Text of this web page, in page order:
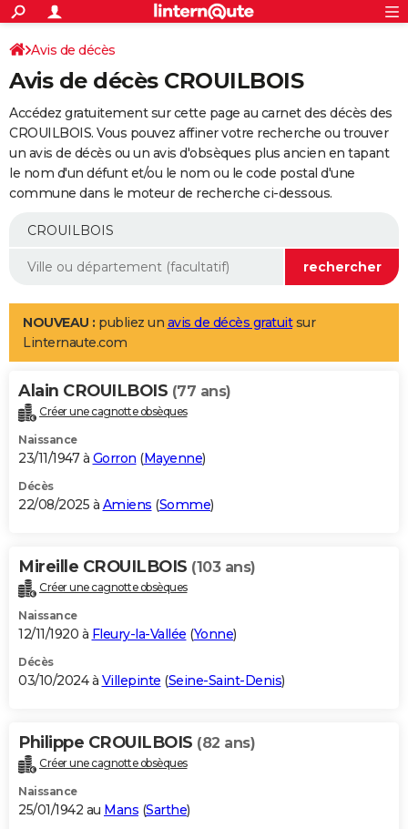
ACTUALITÉS
Politique
Société
Faits Divers
Education
Monde
Villes
+
SPORT
Coupe du monde 2026
Football
Tennis
Cyclisme
Rugby
Forum
Programme TV
TNT
Streaming
Cinéma
Sorties cinéma
Musique
+
FINANCE
Impôts
Immobilier
Risques naturels par ville
Banque
Assurance
Crédit
AUTO
Essais
Réserver un essai
Citadines
Berlines
SUV
Forum auto
+
Mobiles
Meilleur smartphone
Internet
Ordinateurs
Jeux vidéo
Guide high-tech
Aménagement intérieur
LIFESTYLE
Art de vivre
Bien-être
Loisirs
Mode
Modes de vie
Alimentation
Guide de la santé
Maladies
Médicaments
Sommeil
VOYAGE
Destinations
City break
Voyage nature
Voyage de noces
Forum
Climat
+PHOTO
GUIDES D'ACHAT
BONS PLANS
Carte de Noël
Carte Bonne année
Carte Saint-Valentin
Carte Pâques
Carte d'anniversaire
DICTIONNAIRE
Dictionnaire
Biographies
Citations
Expressions
Proverbes
PROGRAMME TV
S'inscrire
Se connecter
Lycées
Collèges
Primaires
Universités
Entreprises
Service militaire
Avis de recherche
AVIS DE DÉCÈS
Bricolage
Lifestyle
Culture
Sport
Auto
Television
Voyage
Cinema
Avis de décès
Avis de décès CROUILBOIS
Accédez gratuitement sur cette page au carnet des décès des
CROUILBOIS. Vous pouvez affiner votre recherche ou trouver
un avis de décès ou un avis d'obsèques plus ancien en tapant
le nom d'un défunt et/ou le nom ou le code postal d'une
commune dans le moteur de recherche ci-dessous.
NOUVEAU : publiez un avis de décès gratuitsur
Linternaute.com
Alain CROUILBOIS (77 ans)
Créer une cagnotte obsèques
Naissance
23/11/1947 à Gorron (Mayenne)
Décès
22/08/2025 à Amiens (Somme)
Mireille CROUILBOIS (103 ans)
Créer une cagnotte obsèques
Naissance
12/11/1920 à Fleury-la-Vallée (Yonne)
Décès
03/10/2024 à Villepinte (Seine-Saint-Denis)
Philippe CROUILBOIS (82 ans)
Créer une cagnotte obsèques
Naissance
25/01/1942 au Mans (Sarthe)